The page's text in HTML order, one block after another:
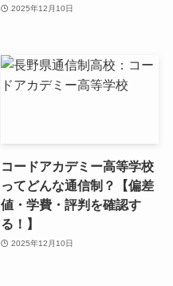
2025年12月10日
コードアカデミー高等学校
ってどんな通信制？【偏差
値・学費・評判を確認す
る！】
2025年12月10日